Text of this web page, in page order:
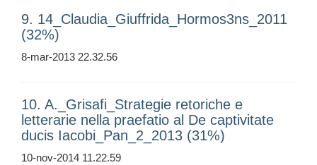
9. 14_Claudia_Giuffrida_Hormos3ns_2011
(32%)
8-mar-2013 22.32.56
10. A._Grisafi_Strategie retoriche e
letterarie nella praefatio al De captivitate
ducis Iacobi_Pan_2_2013 (31%)
10-nov-2014 11.22.59